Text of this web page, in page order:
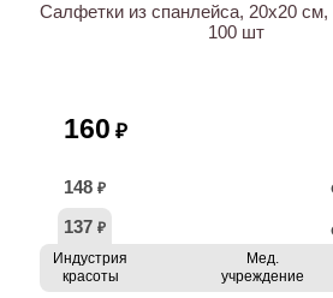
Салфетки из спанлейса, 20х20 см,
100 шт
160 ₽
148 ₽
137 ₽
Индустрия
красоты
Мед.
учреждение